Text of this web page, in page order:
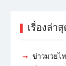
เรื่องล่า
ข่าวมวยไ